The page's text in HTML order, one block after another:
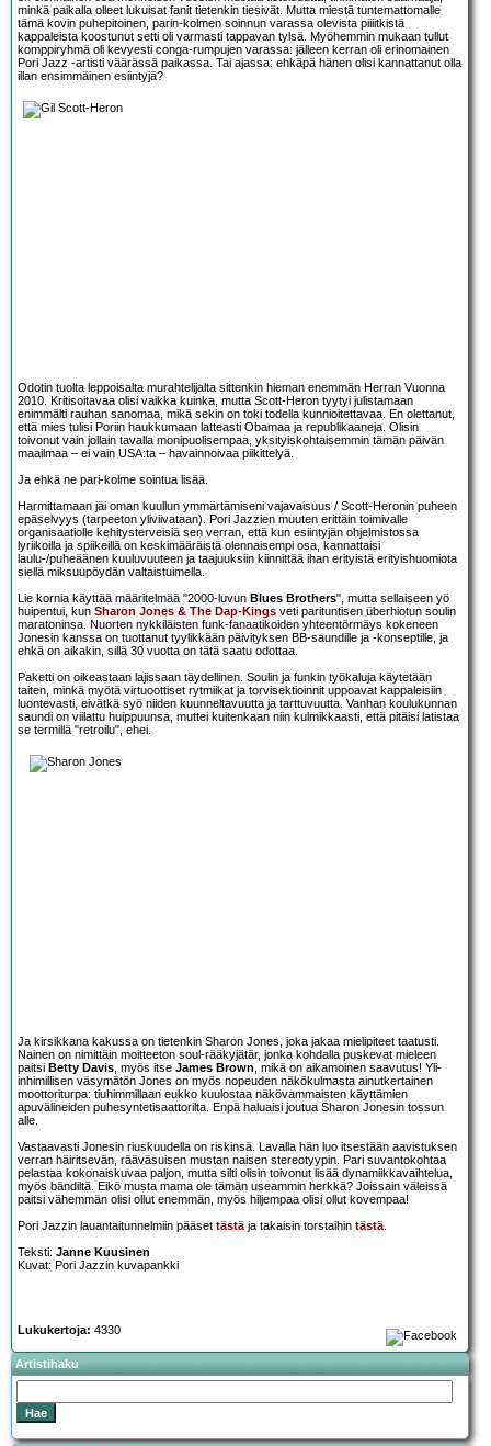
minkä paikalla olleet lukuisat fanit tietenkin tiesivät. Mutta miestä tuntemattomalle
tämä kovin puhepitoinen, parin-kolmen soinnun varassa olevista piiiitkistä
kappaleista koostunut setti oli varmasti tappavan tylsä. Myöhemmin mukaan tullut
komppiryhmä oli kevyesti conga-rumpujen varassa: jälleen kerran oli erinomainen
Pori Jazz -artisti väärässä paikassa. Tai ajassa: ehkäpä hänen olisi kannattanut olla
illan ensimmäinen esiintyjä?
Odotin tuolta leppoisalta murahtelijalta sittenkin hieman enemmän Herran Vuonna
2010. Kritisoitavaa olisi vaikka kuinka, mutta Scott-Heron tyytyi julistamaan
enimmälti rauhan sanomaa, mikä sekin on toki todella kunnioitettavaa. En olettanut,
että mies tulisi Poriin haukkumaan latteasti Obamaa ja republikaaneja. Olisin
toivonut vain jollain tavalla monipuolisempaa, yksityiskohtaisemmin tämän päivän
maailmaa – ei vain USA:ta – havainnoivaa piikittelyä.
Ja ehkä ne pari-kolme sointua lisää.
Harmittamaan jäi oman kuullun ymmärtämiseni vajavaisuus / Scott-Heronin puheen
epäselvyys (tarpeeton yliviivataan). Pori Jazzien muuten erittäin toimivalle
organisaatiolle kehitysterveisiä sen verran, että kun esiintyjän ohjelmistossa
lyriikoilla ja spiikeillä on keskimääräistä olennaisempi osa, kannattaisi
laulu-/puheäänen kuuluvuuteen ja taajuuksiin kiinnittää ihan erityistä erityishuomiota
siellä miksuupöydän valtaistuimella.
Lie kornia käyttää määritelmää "2000-luvun Blues Brothers", mutta sellaiseen yö
huipentui, kun Sharon Jones & The Dap-Kings veti parituntisen überhiotun soulin
maratoninsa. Nuorten nykkiläisten funk-fanaatikoiden yhteentörmäys kokeneen
Jonesin kanssa on tuottanut tyylikkään päivityksen BB-saundille ja -konseptille, ja
ehkä on aikakin, sillä 30 vuotta on tätä saatu odottaa.
Paketti on oikeastaan lajissaan täydellinen. Soulin ja funkin työkaluja käytetään
taiten, minkä myötä virtuoottiset rytmiikat ja torvisektioinnit uppoavat kappaleisiin
luontevasti, eivätkä syö niiden kuunneltavuutta ja tarttuvuutta. Vanhan koulukunnan
saundi on viilattu huippuunsa, muttei kuitenkaan niin kulmikkaasti, että pitäisi latistaa
se termillä "retroilu", ehei.
Ja kirsikkana kakussa on tietenkin Sharon Jones, joka jakaa mielipiteet taatusti.
Nainen on nimittäin moitteeton soul-rääkyjätär, jonka kohdalla puskevat mieleen
paitsi Betty Davis, myös itse James Brown, mikä on aikamoinen saavutus! Yli-
inhimillisen väsymätön Jones on myös nopeuden näkökulmasta ainutkertainen
moottoriturpa: tiuhimmillaan eukko kuulostaa näkövammaisten käyttämien
apuvälineiden puhesyntetisaattorilta. Enpä haluaisi joutua Sharon Jonesin tossun
alle.
Vastaavasti Jonesin riuskuudella on riskinsä. Lavalla hän luo itsestään aavistuksen
verran häiritsevän, rääväsuisen mustan naisen stereotyypin. Pari suvantokohtaa
pelastaa kokonaiskuvaa paljon, mutta silti olisin toivonut lisää dynamiikkavaihtelua,
myös bändiltä. Eikö musta mama ole tämän useammin herkkä? Joissain väleissä
paitsi vähemmän olisi ollut enemmän, myös hiljempaa olisi ollut kovempaa!
Pori Jazzin lauantaitunnelmiin pääset tästäja takaisin torstaihin tästä.
Teksti: Janne Kuusinen
Kuvat: Pori Jazzin kuvapankki
Lukukertoja: 4330
Artistihaku